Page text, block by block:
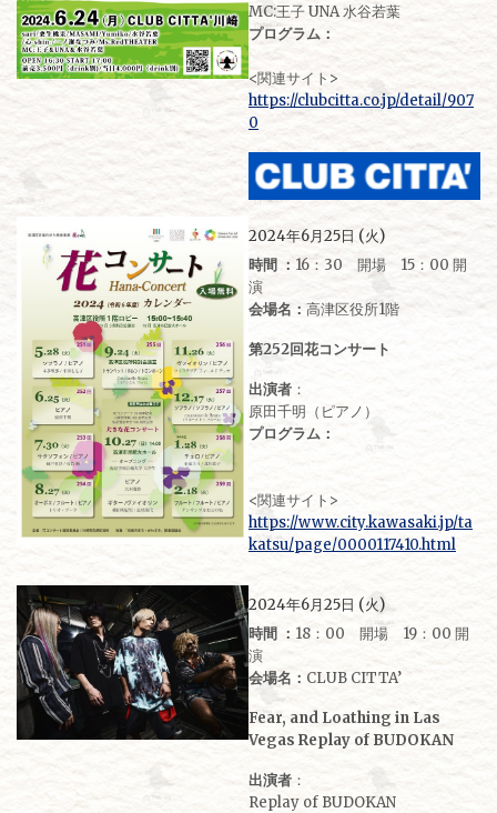
MC:王子 UNA 水谷若葉
プログラム：
<関連サイト>
https://clubcitta.co.jp/detail/907
0
2024年6月25日 (火)
時間 ： 16：30 開場 15：00 開
演
会場名： 高津区役所1階
第252回花コンサート
出演者 ：
原田千明（ピアノ）
プログラム：
<関連サイト>
https://www.city.kawasaki.jp/ta
katsu/page/0000117410.html
2024年6月25日 (火)
時間 ： 18：00 開場 19：00 開
演
会場名： CLUB CITTA’
Fear, and Loathing in Las
Vegas Replay of BUDOKAN
出演者 ：
Replay of BUDOKAN